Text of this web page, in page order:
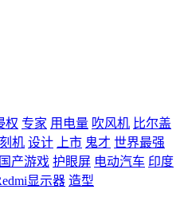
权 专家 用电量 吹风机 比尔盖
机 设计 上市 鬼才 世界最强
国产游戏 护眼屏 电动汽车 印度
显示器 造型